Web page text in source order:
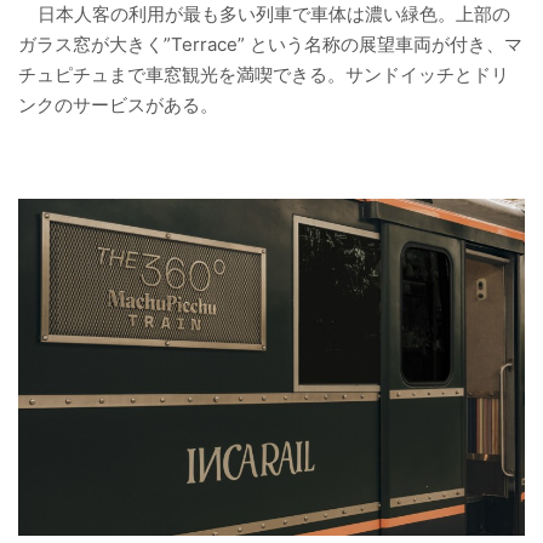
日本人客の利用が最も多い列車で車体は濃い緑色。上部の
ガラス窓が大きく”Terrace” という名称の展望車両が付き、マ
チュピチュまで車窓観光を満喫できる。サンドイッチとドリ
ンクのサービスがある。